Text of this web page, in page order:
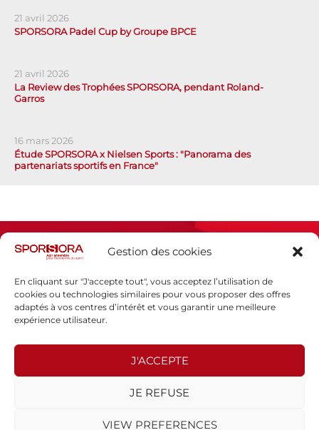
Gestion des cookies
En cliquant sur "J'accepte tout", vous acceptez l’utilisation de
cookies ou technologies similaires pour vous proposer des offres
adaptés à vos centres d’intérêt et vous garantir une meilleure
expérience utilisateur.
J'ACCEPTE
JE REFUSE
VIEW PREFERENCES
21 avril 2026
SPORSORA Padel Cup by Groupe BPCE
21 avril 2026
La Review des Trophées SPORSORA, pendant Roland-
Garros
16 mars 2026
Étude SPORSORA x Nielsen Sports : "Panorama des
partenariats sportifs en France"
Espace presse
Politique de confidentialité
SPORSORA
75015 PARIS